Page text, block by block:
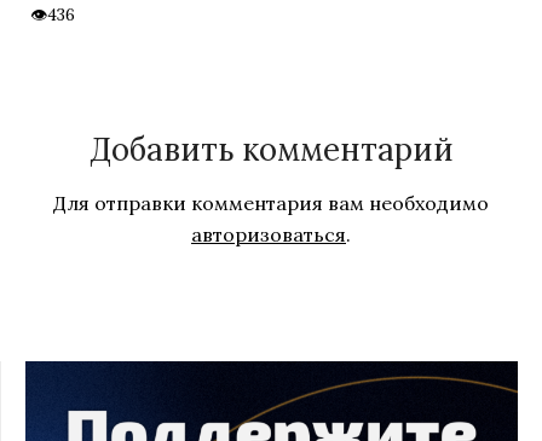
436
Добавить комментарий
Для отправки комментария вам необходимо
авторизоваться.